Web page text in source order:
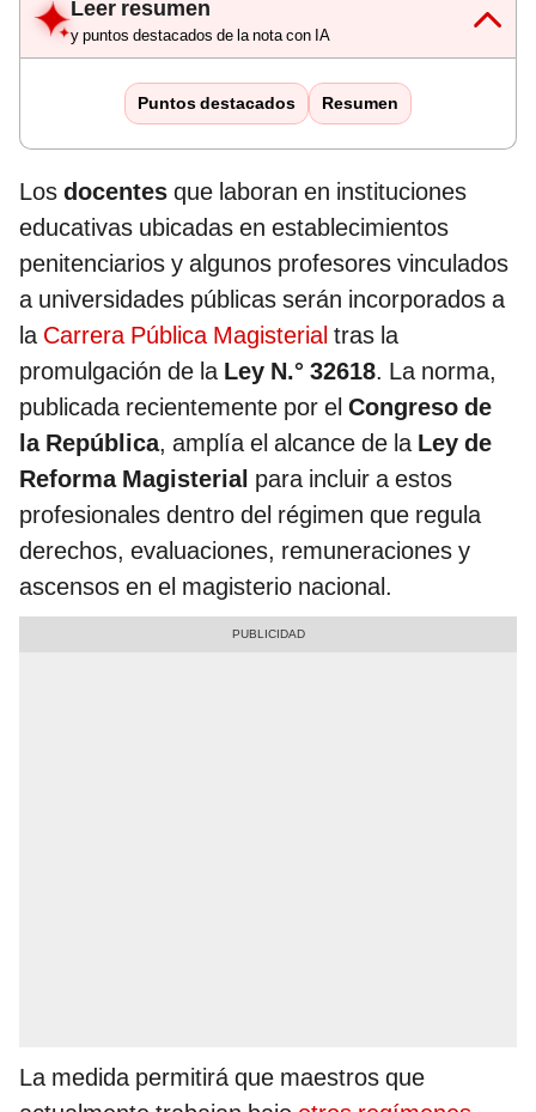
Leer resumen
y puntos destacados de la nota con IA
Puntos destacados Resumen
Los docentes que laboran en instituciones
educativas ubicadas en establecimientos
penitenciarios y algunos profesores vinculados
a universidades públicas serán incorporados a
la Carrera Pública Magisterial tras la
promulgación de la Ley N.° 32618. La norma,
publicada recientemente por el Congreso de
la República, amplía el alcance de la Ley de
Reforma Magisterial para incluir a estos
profesionales dentro del régimen que regula
derechos, evaluaciones, remuneraciones y
ascensos en el magisterio nacional.
La medida permitirá que maestros que